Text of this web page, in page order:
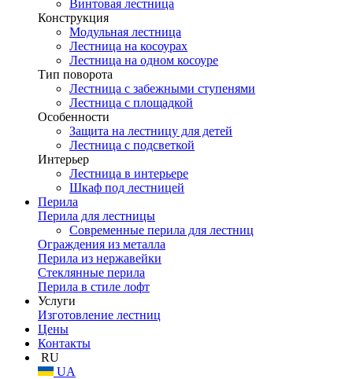
Винтовая лестница
Конструкция
Модульная лестница
Лестница на косоурах
Лестница на одном косоуре
Тип поворота
Лестница с забежными ступенями
Лестница с площадкой
Особенности
Защита на лестницу для детей
Лестница с подсветкой
Интерьер
Лестница в интерьере
Шкаф под лестницей
Перила
Перила для лестницы
Современные перила для лестниц
Ограждения из металла
Перила из нержавейки
Стеклянные перила
Перила в стиле лофт
Услуги
Изготовление лестниц
Цены
Контакты
RU
UA